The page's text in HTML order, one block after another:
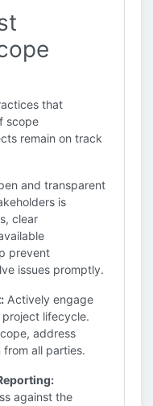
that
scope
remain on track
and transparent
is
clear
prevent
issues promptly.
Actively engage
lifecycle.
address
all parties.
against the